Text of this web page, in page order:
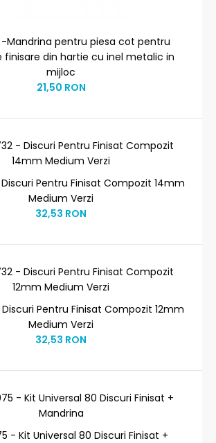
-Mandrina pentru piesa cot pentru
finisare din hartie cu inel metalic in
mijloc
21,50 RON
Discuri Pentru Finisat Compozit 14mm
Medium Verzi
32,53 RON
Discuri Pentru Finisat Compozit 12mm
Medium Verzi
32,53 RON
- Kit Universal 80 Discuri Finisat +